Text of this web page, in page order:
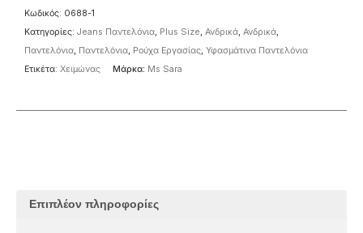
Κωδικός: 0688-1
Κατηγορίες: Jeans Παντελόνια, Plus Size, Ανδρικά, Ανδρικά,
Παντελόνια, Παντελόνια, Ρούχα Εργασίας, Υφασμάτινα Παντελόνια
Ετικέτα: Χειμώνας Μάρκα: Ms Sara
Επιπλέον πληροφορίες